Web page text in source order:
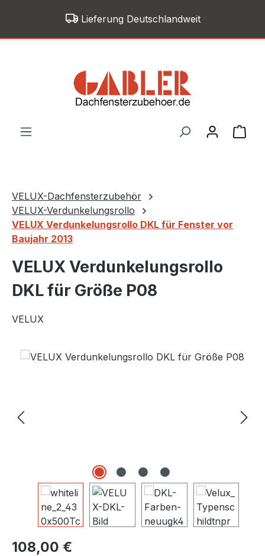
Zum Hauptinhalt springenLieferung Deutschlandweit
VELUX-Dachfensterzubehör
VELUX-Verdunkelungsrollo
VELUX Verdunkelungsrollo DKL für Fenster vor
Baujahr 2013
VELUX Verdunkelungsrollo
DKL für Größe P08
VELUX
Bildergalerie überspringen
Regulärer Preis:
108,00 €